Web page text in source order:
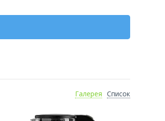
Галерея Список